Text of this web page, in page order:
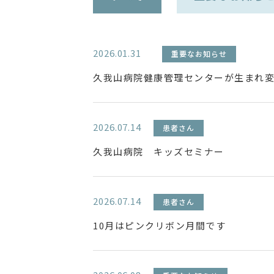
2026.01.31 重要なお知らせ
久我山病院健康管理センターが生まれ変
2026.07.14 患者さん
久我山病院 キッズセミナー
2026.07.14 患者さん
10月はピンクリボン月間です